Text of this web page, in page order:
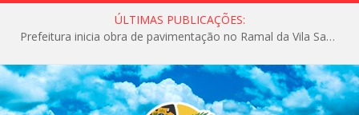
ÚLTIMAS PUBLICAÇÕES:
Prefeitura inicia obra de pavimentação no Ramal da Vila Santa Maria do Icatu